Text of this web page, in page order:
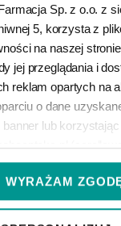
Sp. z o.o. z
5, korzysta z
na naszej
jej przeglądania i
reklam opartych na
o dane
banner lub
na elementy na
bez zmiany swoich
zgodę na
przetwarzanie
WYRAŻAM